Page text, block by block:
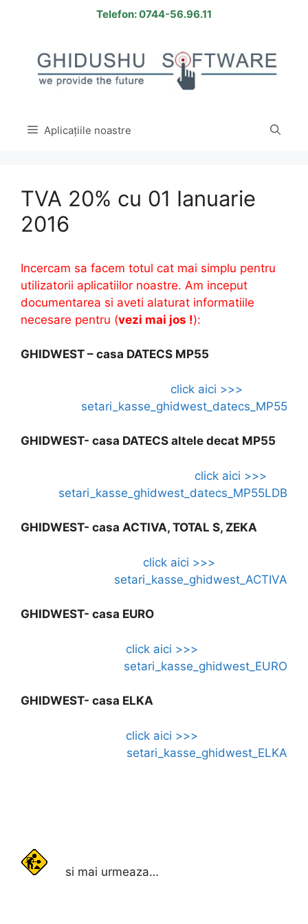
Telefon: 0744-56.96.11
Aplicațiile noastre
TVA 20% cu 01 Ianuarie
2016
Incercam sa facem totul cat mai simplu pentru
utilizatorii aplicatiilor noastre. Am inceput
documentarea si aveti alaturat informatiile
necesare pentru (vezi mai jos !):
GHIDWEST – casa DATECS MP55
click aici >>>
setari_kasse_ghidwest_datecs_MP55
GHIDWEST- casa DATECS altele decat MP55
click aici >>>
setari_kasse_ghidwest_datecs_MP55LDB
GHIDWEST- casa ACTIVA, TOTAL S, ZEKA
click aici >>>
setari_kasse_ghidwest_ACTIVA
GHIDWEST- casa EURO
click aici >>>
setari_kasse_ghidwest_EURO
GHIDWEST- casa ELKA
click aici >>>
setari_kasse_ghidwest_ELKA
si mai urmeaza…